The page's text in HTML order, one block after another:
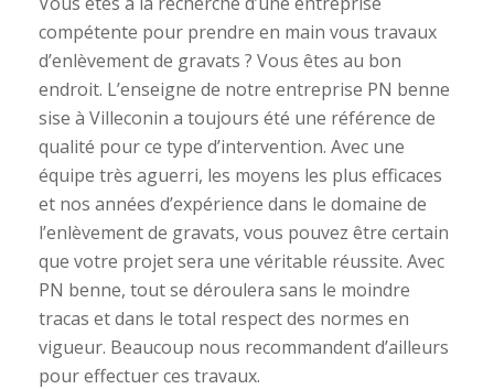
compétente pour prendre en main vous travaux
d’enlèvement de gravats ? Vous êtes au bon
endroit. L’enseigne de notre entreprise PN benne
sise à Villeconin a toujours été une référence de
qualité pour ce type d’intervention. Avec une
équipe très aguerri, les moyens les plus efficaces
et nos années d’expérience dans le domaine de
l’enlèvement de gravats, vous pouvez être certain
que votre projet sera une véritable réussite. Avec
PN benne, tout se déroulera sans le moindre
tracas et dans le total respect des normes en
vigueur. Beaucoup nous recommandent d’ailleurs
pour effectuer ces travaux.